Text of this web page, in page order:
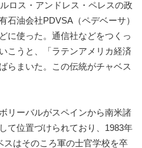
ロス・アンドレス・ペレスの政
石油会社PDVSA（ペデベーサ）
に使った。通信社などをつくっ
こうと、「ラテンアメリカ経済
らまいた。この伝統がチャベス
リーバルがスペインから南米諸
て位置づけられており、1983年
スはそのころ軍の士官学校を卒